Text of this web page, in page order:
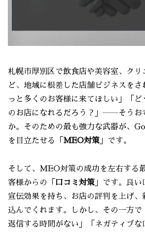
札幌市厚別区で飲食店や美容室、クリ
ど、地域に根差した店舗ビジネスをさ
っと多くのお客様に来てほしい」「ど
のお店になれるだろう？」――そうお
か。そのための最も強力な武器が、
を目立たせる「 MEO対策 」です。
そして、MEO対策の成功を左右する
客様からの「 口コミ対策 」です。良
宣伝効果を持ち、お店の評判を上げ、
込んでくれます。しかし、その一方で
返信する時間がない」「ネガティブな